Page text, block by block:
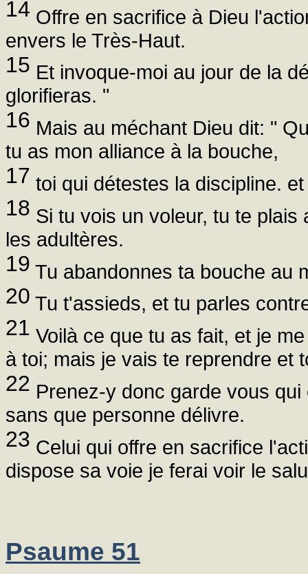
14 Offre en sacrifice à Dieu
envers le Très-Haut.
15 Et invoque-moi au jour de la
glorifieras. "
16 Mais au méchant Dieu dit: "
tu as mon alliance à la bouche,
17 toi qui détestes la discipline.
18 Si tu vois un voleur, tu te
les adultères.
19 Tu abandonnes ta bouche au
20 Tu t'assieds, et tu parles
21 Voilà ce que tu as fait, et je
à toi; mais je vais te reprendre et
22 Prenez-y donc garde vous
sans que personne délivre.
23 Celui qui offre en sacrifice
dispose sa voie je ferai voir le
Psaume 51